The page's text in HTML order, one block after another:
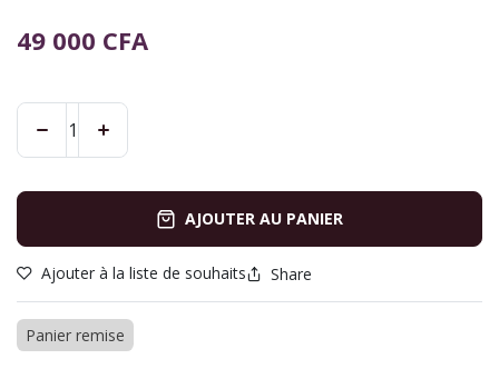
49 000 CFA
AJOUTER AU PANIER
Ajouter à la liste de souhaits Share
Panier remise